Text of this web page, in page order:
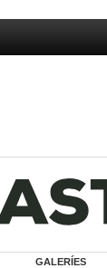
GALERÍES